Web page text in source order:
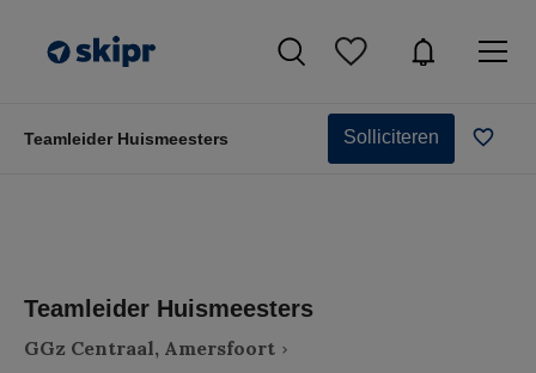
Teamleider Huismeesters Solliciteren
Teamleider Huismeesters
GGz Centraal, Amersfoort